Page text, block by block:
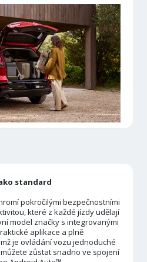
standard
pokročilými bezpečnostními
které z každé jízdy udělají
model značky s integrovanými
aplikace a plně
je ovládání vozu jednoduché
zůstat snadno ve spojení